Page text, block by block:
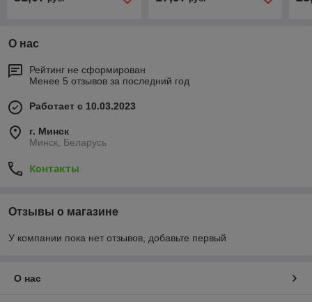
О нас
Рейтинг не сформирован
Менее 5 отзывов за последний год
Работает с 10.03.2023
г. Минск
Минск, Беларусь
Контакты
Отзывы о магазине
У компании пока нет отзывов, добавьте первый
О нас